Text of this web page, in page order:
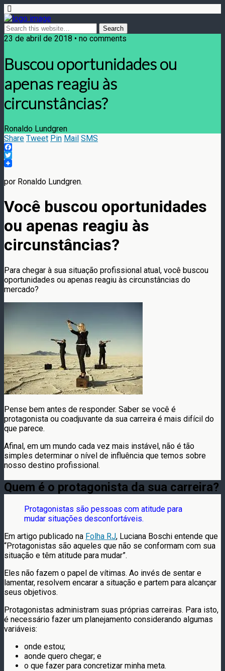
23 de abril de 2018 • no comments
Buscou oportunidades ou
apenas reagiu às
circunstâncias?
Ronaldo Lundgren
Share Tweet Pin Mail SMS
Facebook
Twitter
por Ronaldo Lundgren.
Você buscou oportunidades
ou apenas reagiu às
circunstâncias?
Para chegar à sua situação profissional atual, você buscou
oportunidades ou apenas reagiu às circunstâncias do
mercado?
Pense bem antes de responder. Saber se você é
protagonista ou coadjuvante da sua carreira é mais difícil do
que parece.
Afinal, em um mundo cada vez mais instável, não é tão
simples determinar o nível de influência que temos sobre
nosso destino profissional.
Quem é o protagonista da sua carreira?
Protagonistas são pessoas com atitude para
mudar situações desconfortáveis.
Em artigo publicado na Folha RJ, Luciana Boschi entende que
“Protagonistas são aqueles que não se conformam com sua
situação e têm atitude para mudar”.
Eles não fazem o papel de vítimas. Ao invés de sentar e
lamentar, resolvem encarar a situação e partem para alcançar
seus objetivos.
Protagonistas administram suas próprias carreiras. Para isto,
é necessário fazer um planejamento considerando algumas
variáveis:
onde estou;
aonde quero chegar; e
o que fazer para concretizar minha meta.